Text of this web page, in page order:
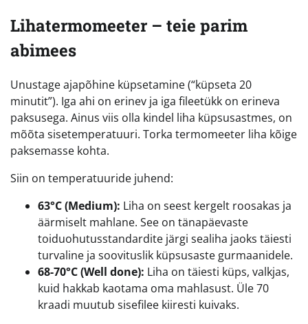
Lihatermomeeter – teie parim
abimees
Unustage ajapõhine küpsetamine (“küpseta 20
minutit”). Iga ahi on erinev ja iga fileetükk on erineva
paksusega. Ainus viis olla kindel liha küpsusastmes, on
mõõta sisetemperatuuri. Torka termomeeter liha kõige
paksemasse kohta.
Siin on temperatuuride juhend:
63°C (Medium): Liha on seest kergelt roosakas ja
äärmiselt mahlane. See on tänapäevaste
toiduohutusstandardite järgi sealiha jaoks täiesti
turvaline ja soovituslik küpsusaste gurmaanidele.
68-70°C (Well done): Liha on täiesti küps, valkjas,
kuid hakkab kaotama oma mahlasust. Üle 70
kraadi muutub sisefilee kiiresti kuivaks.